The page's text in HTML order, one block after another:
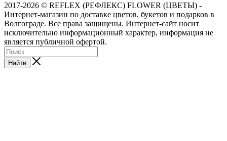
2017-2026 © REFLEX (РЕФЛЕКС) FLOWER (ЦВЕТЫ) -
Интернет-магазин по доставке цветов, букетов и подарков в
Волгограде. Все права защищены. Интернет-сайт носит
исключительно информационный характер, информация не
является публичной офертой.
Найти